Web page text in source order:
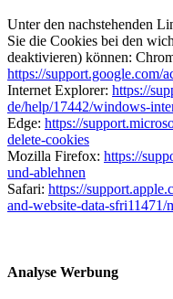
Unter den nachstehenden
Sie die Cookies bei den
deaktivieren) können:
https://support.google.com/
Internet Explorer: https://
de/help/17442/windows-
Edge: https://
delete-cookies
Mozilla Firefox: https://
und-ablehnen
Safari: https://
and-website-data-sfri11471/
Analyse Werbung